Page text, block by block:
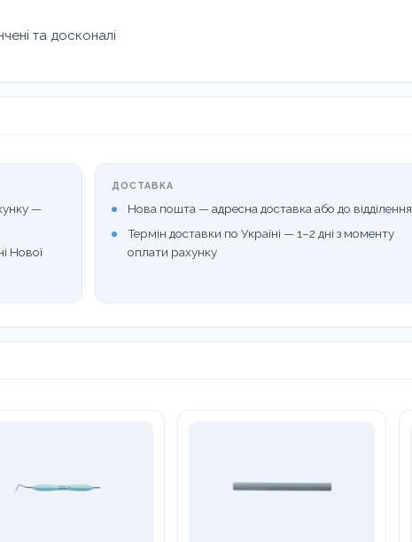
та досконалі
—
Нової
ДОСТАВКА
Нова пошта — адресна доставка або до відділення
Термін доставки по Україні — 1–2 дні з моменту
оплати рахунку